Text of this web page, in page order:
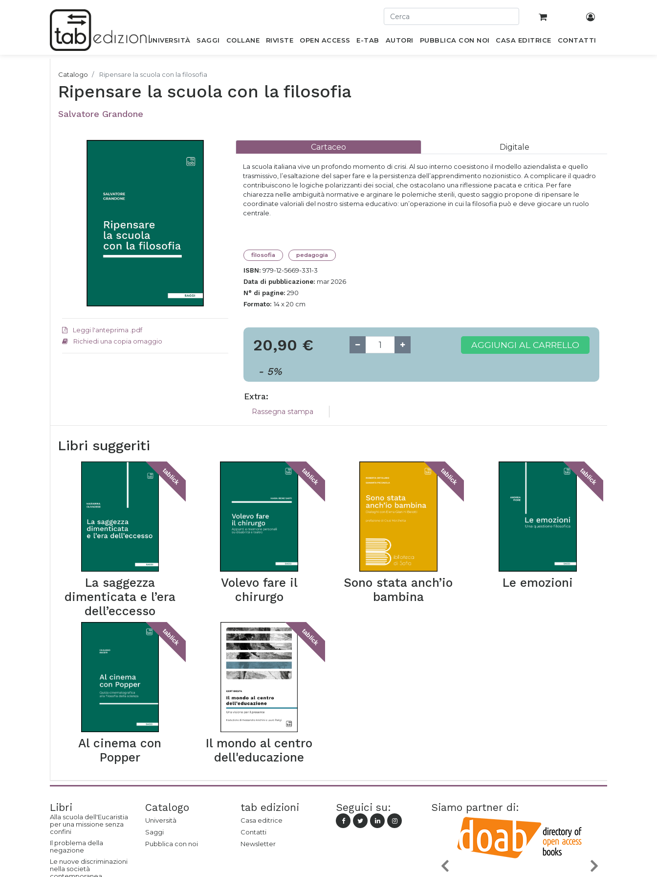
UNIVERSITÀ SAGGI COLLANE RIVISTE OPEN ACCESS E-TAB AUTORI PUBBLICA CON NOI CASA EDITRICE CONTATTI
Catalogo Ripensare la scuola con la filosofia
Ripensare la scuola con la filosofia
Salvatore Grandone
Leggi l'anteprima .pdf
Richiedi una copia omaggio
Cartaceo Digitale
La scuola italiana vive un profondo momento di crisi. Al suo interno coesistono il modello aziendalista e quello
trasmissivo, l’esaltazione del saper fare e la persistenza dell’apprendimento nozionistico. A complicare il quadro
contribuiscono le logiche polarizzanti dei social, che ostacolano una riflessione pacata e critica. Per fare
chiarezza nelle ambiguità normative e arginare le polemiche sterili, questo saggio propone di ripensare le
coordinate valoriali del nostro sistema educativo: un’operazione in cui la filosofia può e deve giocare un ruolo
centrale.
filosofia pedagogia
ISBN: 979-12-5669-331-3
Data di pubblicazione: mar 2026
N° di pagine: 290
Formato: 14 x 20 cm
20,90 €
- 5%
AGGIUNGI AL CARRELLO
Extra:
Rassegna stampa
Libri suggeriti
tablick
La saggezza
dimenticata e l’era
dell’eccesso
tablick
Volevo fare il
chirurgo
tablick
Sono stata anch’io
bambina
tablick
Le emozioni
tablick
Al cinema con
Popper
tablick
Il mondo al centro
dell'educazione
Libri
Alla scuola dell'Eucaristia
per una missione senza
confini
Il problema della
negazione
Le nuove discriminazioni
nella società
Catalogo
Università
Saggi
Pubblica con noi
tab edizioni
Casa editrice
Contatti
Newsletter
Seguici su: Siamo partner di: